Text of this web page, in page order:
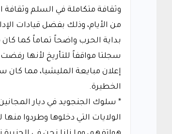
وثقافة متكاملة في السلم وثقافة
من الأيام، وذلك بفضل قيادات
بداية الحرب واضحاً تماماً كما
سجلتا مواقفاً للتأريخ لأنها
الخطيرة.
* سلوك الجنجويد في ديار
الولايات التي دخلوها وطردوا